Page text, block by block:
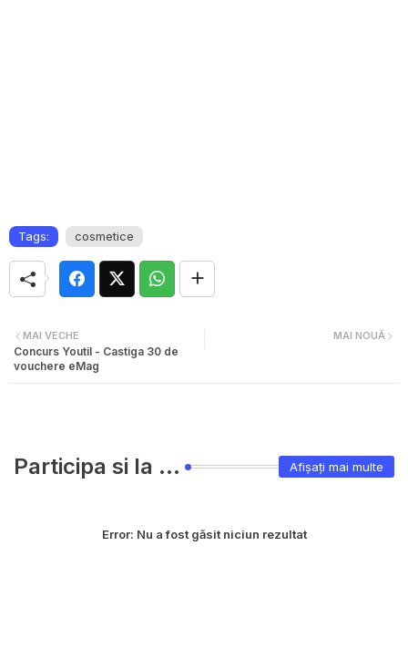
Tags: cosmetice
MAI NOUĂ
MAI VECHE
Concurs Youtil - Castiga 30 de
vouchere eMag
Participa si la ... Afișați mai multe
Error: Nu a fost găsit niciun rezultat